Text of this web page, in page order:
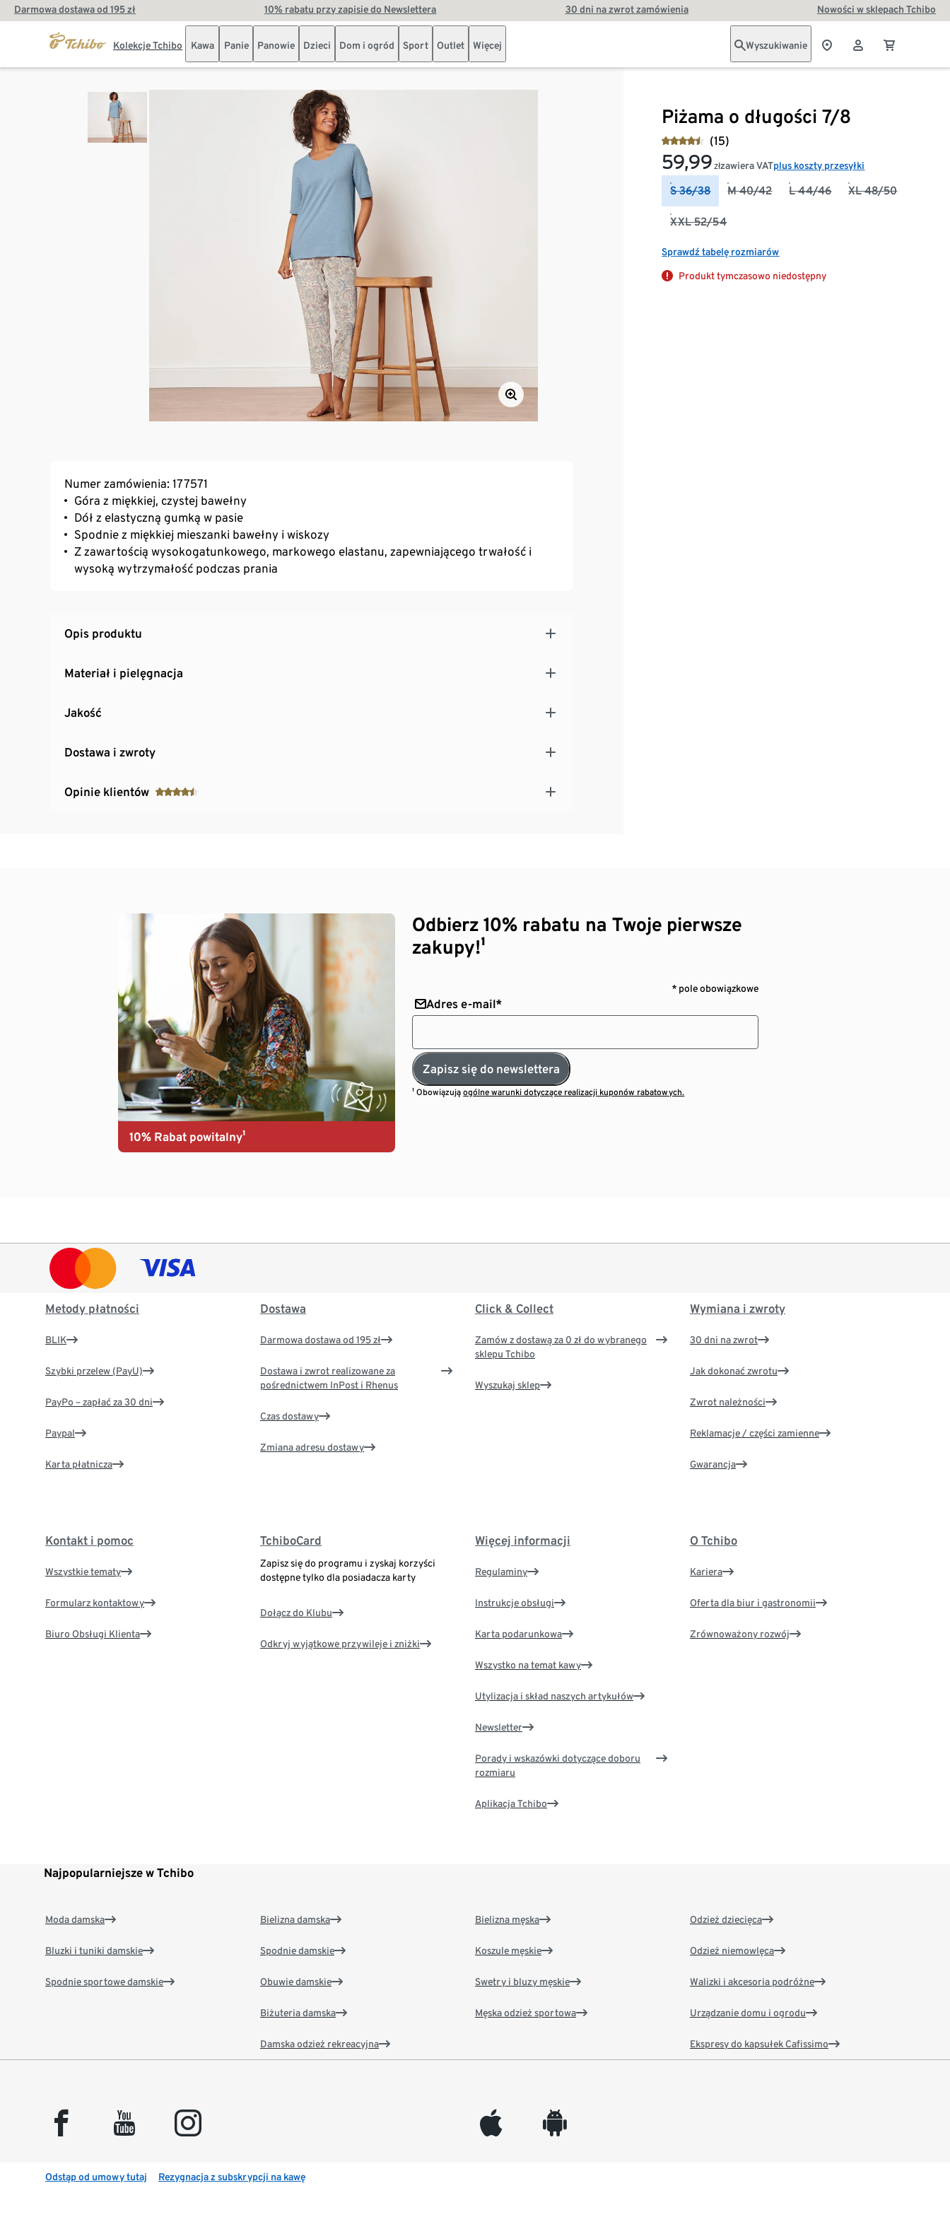
Darmowa dostawa od 195 zł 10% rabatu przy zapisie do Newslettera 30 dni na zwrot zamówienia Nowości w sklepach Tchibo
Kolekcje Tchibo Kawa Panie Panowie Dzieci Dom i ogród Sport Outlet Więcej Wyszukiwanie
Piżama o długości 7/8
(15)
59,99 złzawiera VATplus koszty przesyłki
S 36/38 M 40/42 L 44/46 XL 48/50
XXL 52/54
Sprawdź tabelę rozmiarów
Produkt tymczasowo niedostępny
Numer zamówienia: 177571
Góra z miękkiej, czystej bawełny
Dół z elastyczną gumką w pasie
Spodnie z miękkiej mieszanki bawełny i wiskozy
Z zawartością wysokogatunkowego, markowego elastanu, zapewniającego trwałość i
wysoką wytrzymałość podczas prania
Opis produktu
Materiał i pielęgnacja
Jakość
Dostawa i zwroty
Opinie klientów
10% Rabat powitalny¹
Odbierz 10% rabatu na Twoje pierwsze
zakupy!¹
* pole obowiązkowe
Adres e-mail*
Zapisz się do newslettera
¹ Obowiązująogólne warunki dotyczące realizacji kuponów rabatowych.
Metody płatności
BLIK
Szybki przelew (PayU)
PayPo – zapłać za 30 dni
Paypal
Karta płatnicza
Dostawa
Darmowa dostawa od 195 zł
Dostawa i zwrot realizowane za
pośrednictwem InPost i Rhenus
Czas dostawy
Zmiana adresu dostawy
Click & Collect
Zamów z dostawą za 0 zł do wybranego
sklepu Tchibo
Wyszukaj sklep
Wymiana i zwroty
30 dni na zwrot
Jak dokonać zwrotu
Zwrot należności
Reklamacje / części zamienne
Gwarancja
Kontakt i pomoc
Wszystkie tematy
Formularz kontaktowy
Biuro Obsługi Klienta
TchiboCard
Zapisz się do programu i zyskaj korzyści
dostępne tylko dla posiadacza karty
Dołącz do Klubu
Odkryj wyjątkowe przywileje i zniżki
Więcej informacji
Regulaminy
Instrukcje obsługi
Karta podarunkowa
Wszystko na temat kawy
Utylizacja i skład naszych artykułów
Newsletter
Porady i wskazówki dotyczące doboru
rozmiaru
Aplikacja Tchibo
O Tchibo
Kariera
Oferta dla biur i gastronomii
Zrównoważony rozwój
Najpopularniejsze w Tchibo
Moda damska
Bluzki i tuniki damskie
Spodnie sportowe damskie
Bielizna damska
Spodnie damskie
Obuwie damskie
Biżuteria damska
Damska odzież rekreacyjna
Bielizna męska
Koszule męskie
Swetry i bluzy męskie
Męska odzież sportowa
Odzież dziecięca
Odzież niemowlęca
Walizki i akcesoria podróżne
Urządzanie domu i ogrodu
Ekspresy do kapsułek Cafissimo
facebook youtube instagram appleinc android
Odstąp od umowy tutaj Rezygnacja z subskrypcji na kawę